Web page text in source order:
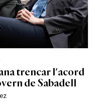
trencar l'acord
de Sabadell